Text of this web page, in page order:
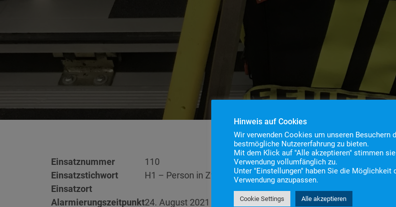
Einsatznummer
110
Einsatzstichwort
H1 – Person in Zwangslage klein
Einsatzort
Alarmierungszeitpunkt24. August 2021 14:17
Hinweis auf Cookies
Wir verwenden Cookies um unseren Besuchern
bestmögliche Nutzererfahrung zu bieten.
Mit dem Klick auf "Alle akzeptieren" stimmen
Verwendung vollumfänglich zu.
Unter "Einstellungen" haben Sie die Möglichkeit
Verwendung anzupassen.
Cookie Settings Alle akzeptieren